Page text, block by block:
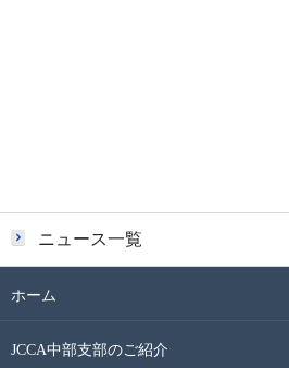
ニュース一覧
ホーム
JCCA中部支部のご紹介